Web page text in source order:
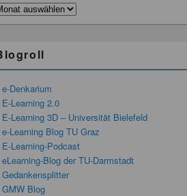
e-Denkarium
E-Learning 2.0
E-Learning 3D – Universität Bielefeld
e-Learning Blog TU Graz
E-Learning-Podcast
eLearning-Blog der TU-Darmstadt
Gedankensplitter
GMW Blog